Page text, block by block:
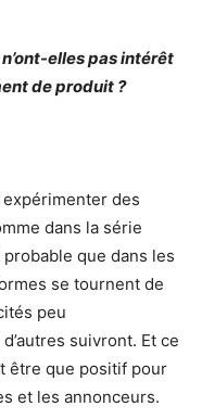
elles pas intérêt
de produit ?
expérimenter des
dans la série
que dans les
se tournent de
peu
suivront. Et ce
être que positif pour
et les annonceurs.